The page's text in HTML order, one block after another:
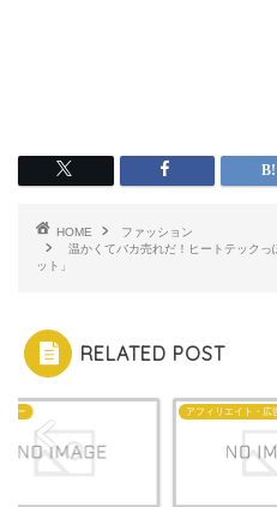
HOME
ファッション
温かくてバカ売れだ！ヒートテック
ット」
RELATED POST
ニー アフィリエイト・広